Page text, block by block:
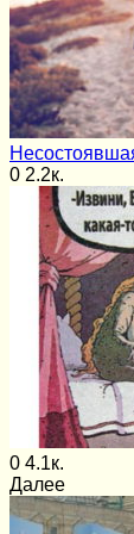
0 2.2к.
0 4.1к.
Далее